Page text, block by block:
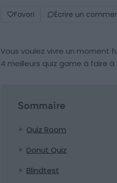
Favori Écrire un
Vous voulez vivre un moment
4 meilleurs quiz game à faire à
Sommaire
Quiz Room
Donut Quiz
Blindtest